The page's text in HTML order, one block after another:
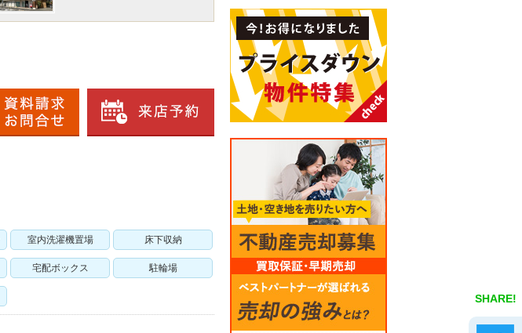
SHARE!
室内洗濯機置場 床下収納
宅配ボックス 駐輪場